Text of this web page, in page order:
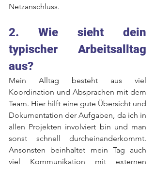
Netzanschluss.
2. Wie sieht dein
typischer Arbeitsalltag
aus?
Mein Alltag besteht aus viel
Koordination und Absprachen mit dem
Team. Hier hilft eine gute Übersicht und
Dokumentation der Aufgaben, da ich in
allen Projekten involviert bin und man
sonst schnell durcheinanderkommt.
Ansonsten beinhaltet mein Tag auch
viel Kommunikation mit externen